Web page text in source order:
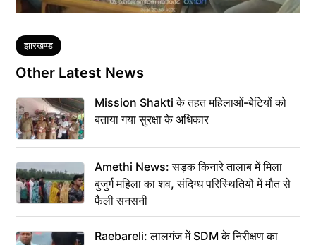
Tags
झारखण्ड
Other Latest News
Mission Shakti के तहत महिलाओं-बेटियों को
बताया गया सुरक्षा के अधिकार
Amethi News: सड़क किनारे तालाब में मिला
बुजुर्ग महिला का शव, संदिग्ध परिस्थितियों में मौत से
फैली सनसनी
Raebareli: लालगंज में SDM के निरीक्षण का